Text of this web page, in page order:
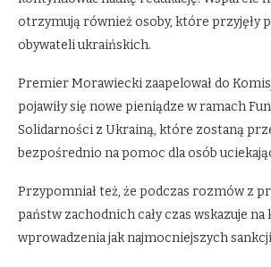
otrzymują również osoby, które przyjęły
obywateli ukraińskich.
Premier Morawiecki zaapelował do
pojawiły się nowe pieniądze w ramach
Solidarności z Ukrainą, które zostaną
bezpośrednio na pomoc dla osób
Przypomniał też, że podczas rozmów z
państw zachodnich cały czas wskazuje
wprowadzenia jak najmocniejszych